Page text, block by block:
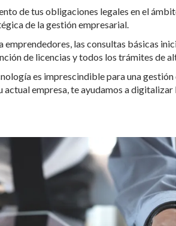
de tus obligaciones legales en el
de la gestión empresarial.
las consultas básicas
de licencias y todos los trámites de
es imprescindible para una
empresa, te ayudamos a